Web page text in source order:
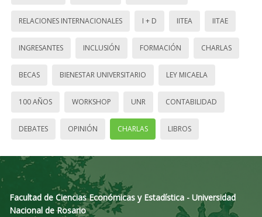
RELACIONES INTERNACIONALES I + D IITEA IITAE
INGRESANTES INCLUSIÓN FORMACIÓN CHARLAS
BECAS BIENESTAR UNIVERSITARIO LEY MICAELA
100 AÑOS WORKSHOP UNR CONTABILIDAD
DEBATES OPINIÓN CHARLAS LIBROS
Facultad de Ciencias Económicas y Estadística - Universidad
Nacional de Rosario